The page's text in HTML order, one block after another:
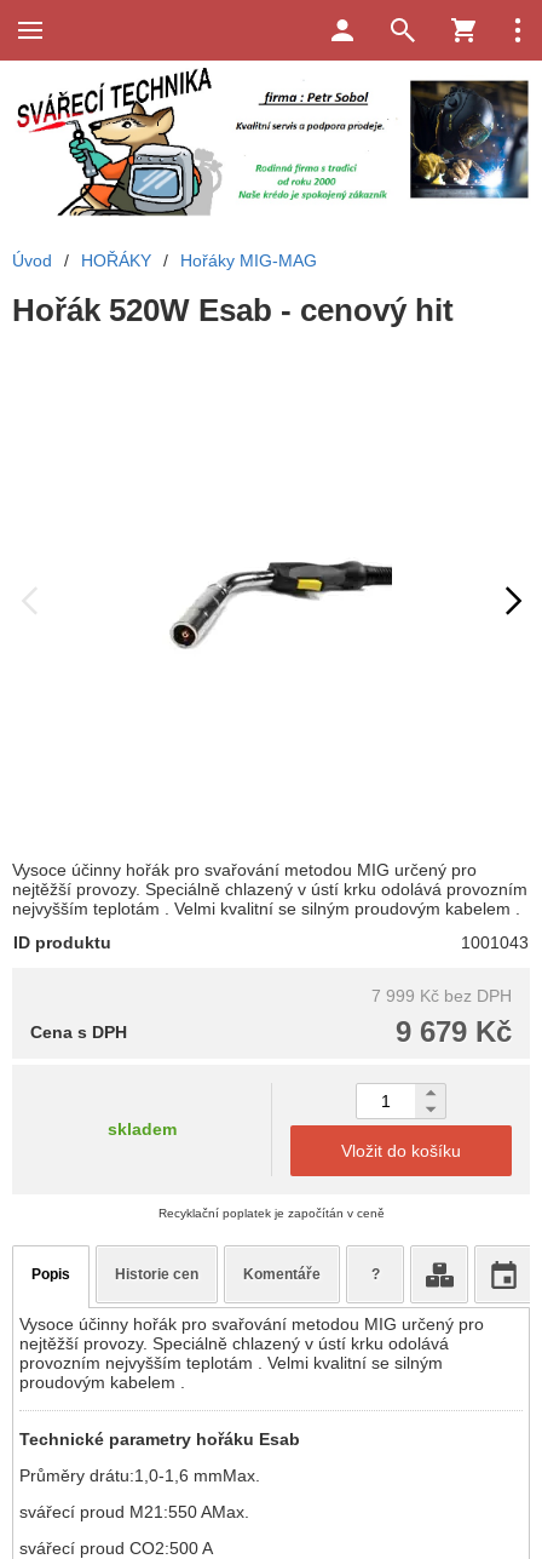
Úvod / HOŘÁKY / Hořáky MIG-MAG
Hořák 520W Esab - cenový hit
Vysoce účinny hořák pro svařování metodou MIG určený pro
nejtěžší provozy. Speciálně chlazený v ústí krku odolává provozním
nejvyšším teplotám . Velmi kvalitní se silným proudovým kabelem .
ID produktu
1001043
7 999 Kč bez DPH
9 679 Kč
Cena s DPH
skladem
Vložit do košíku
Recyklační poplatek je započítán v ceně
Popis Historie cen Komentáře ?
Vysoce účinny hořák pro svařování metodou MIG určený pro
nejtěžší provozy. Speciálně chlazený v ústí krku odolává
provozním nejvyšším teplotám . Velmi kvalitní se silným
proudovým kabelem .
Technické parametry hořáku Esab
Průměry drátu:1,0-1,6 mmMax.
svářecí proud M21:550 AMax.
svářecí proud CO2:500 A